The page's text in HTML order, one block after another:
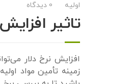
اولیه
0 دیدگاه
تاثیر
افزایش نرخ دلار
زمینه تأمین مواد